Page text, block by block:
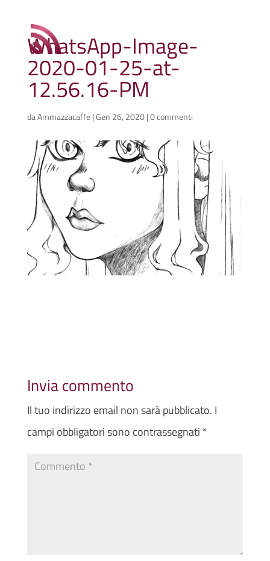
WhatsApp-Image-
2020-01-25-at-
12.56.16-PM
daAmmazzacaffe|Gen 26, 2020|0 commenti
Invia commento
Il tuo indirizzo email non sarà pubblicato. I
campi obbligatori sono contrassegnati *